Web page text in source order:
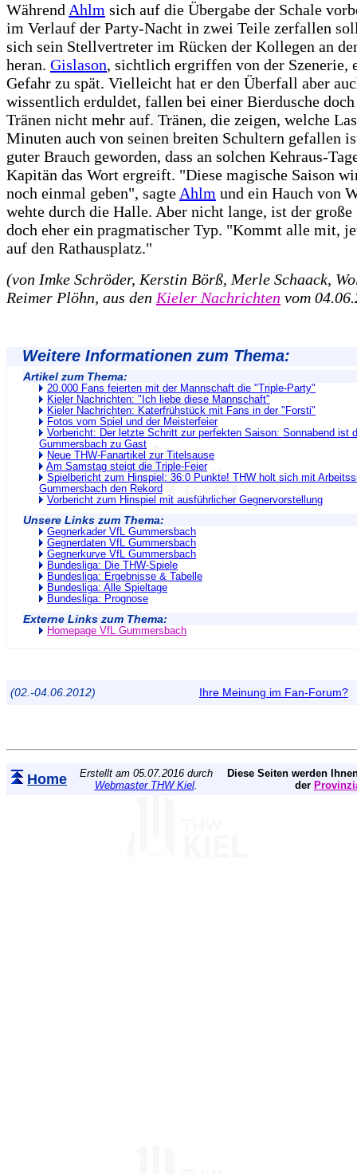
Während Ahlm sich auf die Übergabe der Schale
im Verlauf der Party-Nacht in zwei Teile zerfallen
sich sein Stellvertreter im Rücken der Kollegen an
heran. Gislason, sichtlich ergriffen von der Szenerie,
Gefahr zu spät. Vielleicht hat er den Überfall aber
wissentlich erduldet, fallen bei einer Bierdusche
Tränen nicht mehr auf. Tränen, die zeigen, welche
Minuten auch von seinen breiten Schultern gefallen
guter Brauch geworden, dass an solchen Kehraus-
Kapitän das Wort ergreift. "Diese magische Saison
noch einmal geben", sagte Ahlm und ein Hauch von
wehte durch die Halle. Aber nicht lange, ist der große
doch eher ein pragmatischer Typ. "Kommt alle mit,
auf den Rathausplatz."
(von Imke Schröder, Kerstin Börß, Merle Schaack,
Reimer Plöhn, aus den Kieler Nachrichten vom
Weitere Informationen zum Thema:
Artikel zum Thema:
20.000 Fans feierten mit der Mannschaft die "Triple-Party"
Kieler Nachrichten: "Ich liebe diese Mannschaft"
Kieler Nachrichten: Katerfrühstück mit Fans in der "Forsti"
Fotos vom Spiel und der Meisterfeier
Vorbericht: Der letzte Schritt zur perfekten Saison: Sonnabend ist
Gummersbach zu Gast
Neue THW-Fanartikel zur Titelsause
Am Samstag steigt die Triple-Feier
Spielbericht zum Hinspiel: 36:0 Punkte! THW holt sich mit
Gummersbach den Rekord
Vorbericht zum Hinspiel mit ausführlicher Gegnervorstellung
Unsere Links zum Thema:
Gegnerkader VfL Gummersbach
Gegnerdaten VfL Gummersbach
Gegnerkurve VfL Gummersbach
Bundesliga: Die THW-Spiele
Bundesliga: Ergebnisse & Tabelle
Bundesliga: Alle Spieltage
Bundesliga: Prognose
Externe Links zum Thema:
Homepage VfL Gummersbach
(02.-04.06.2012) Ihre Meinung im Fan-Forum?
Home
Erstellt am 05.07.2016 durch
Webmaster THW Kiel.
Diese Seiten werden
der